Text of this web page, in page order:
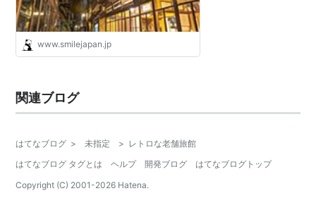
www.smilejapan.jp
関連ブログ
はてなブログ > 未指定 > レトロな老舗旅館
はてなブログ タグとは
ヘルプ 開発ブログ
はてなブログトップ
Copyright (C) 2001-2026 Hatena.